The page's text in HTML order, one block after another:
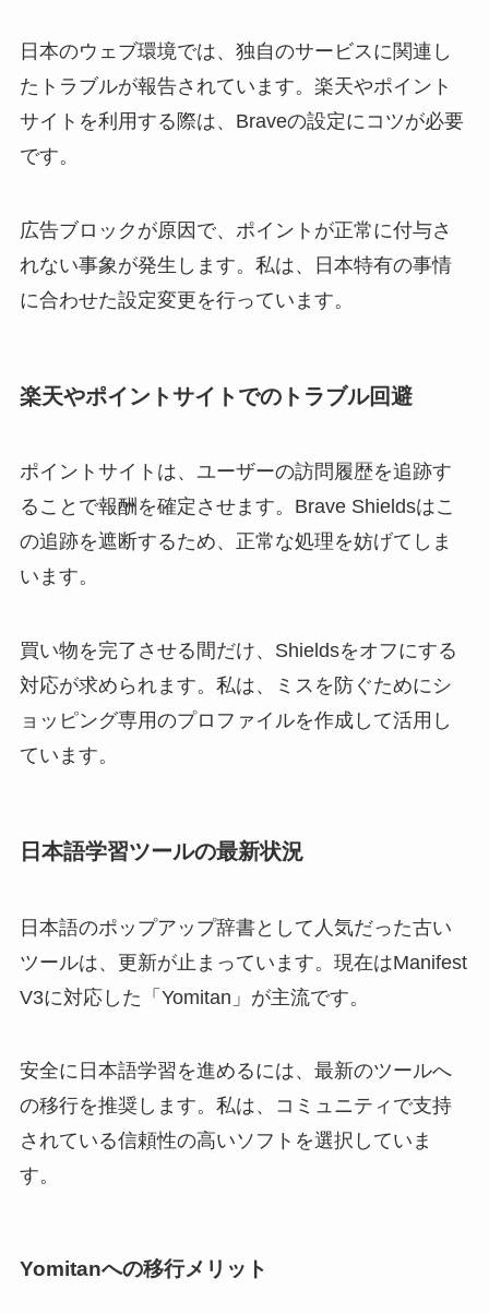
日本のウェブ環境では、独自のサービスに関連し
たトラブルが報告されています。楽天やポイント
サイトを利用する際は、Braveの設定にコツが必要
です。
広告ブロックが原因で、ポイントが正常に付与さ
れない事象が発生します。私は、日本特有の事情
に合わせた設定変更を行っています。
楽天やポイントサイトでのトラブル回避
ポイントサイトは、ユーザーの訪問履歴を追跡す
ることで報酬を確定させます。Brave Shieldsはこ
の追跡を遮断するため、正常な処理を妨げてしま
います。
買い物を完了させる間だけ、Shieldsをオフにする
対応が求められます。私は、ミスを防ぐためにシ
ョッピング専用のプロファイルを作成して活用し
ています。
日本語学習ツールの最新状況
日本語のポップアップ辞書として人気だった古い
ツールは、更新が止まっています。現在はManifest
V3に対応した「Yomitan」が主流です。
安全に日本語学習を進めるには、最新のツールへ
の移行を推奨します。私は、コミュニティで支持
されている信頼性の高いソフトを選択していま
す。
Yomitanへの移行メリット